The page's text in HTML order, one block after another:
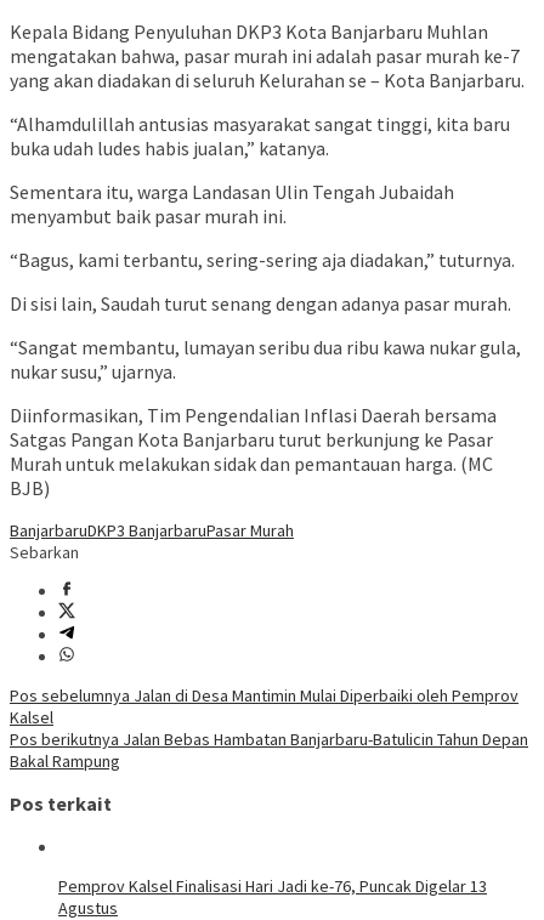
Kepala Bidang Penyuluhan DKP3 Kota Banjarbaru Muhlan
mengatakan bahwa, pasar murah ini adalah pasar murah ke-7
yang akan diadakan di seluruh Kelurahan se – Kota Banjarbaru.
“Alhamdulillah antusias masyarakat sangat tinggi, kita baru
buka udah ludes habis jualan,” katanya.
Sementara itu, warga Landasan Ulin Tengah Jubaidah
menyambut baik pasar murah ini.
“Bagus, kami terbantu, sering-sering aja diadakan,” tuturnya.
Di sisi lain, Saudah turut senang dengan adanya pasar murah.
“Sangat membantu, lumayan seribu dua ribu kawa nukar gula,
nukar susu,” ujarnya.
Diinformasikan, Tim Pengendalian Inflasi Daerah bersama
Satgas Pangan Kota Banjarbaru turut berkunjung ke Pasar
Murah untuk melakukan sidak dan pemantauan harga. (MC
BJB)
BanjarbaruDKP3 BanjarbaruPasar Murah
Sebarkan
Navigasi
pos
Pos sebelumnya Jalan di Desa Mantimin Mulai Diperbaiki oleh Pemprov
Kalsel
Pos berikutnya Jalan Bebas Hambatan Banjarbaru-Batulicin Tahun Depan
Bakal Rampung
Pos terkait
Pemprov Kalsel Finalisasi Hari Jadi ke-76, Puncak Digelar 13
Agustus